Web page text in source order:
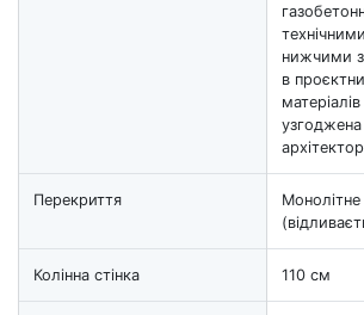
нижчими
в
узгоджена
Перекриття
Монолітне
Колінна стінка 110 см